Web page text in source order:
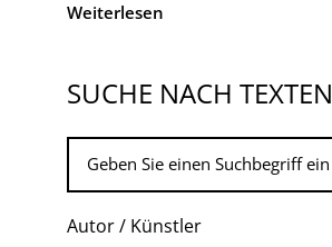
Weiterlesen
SUCHE NACH TEXTEN
Autor / Künstler